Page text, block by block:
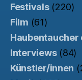
Festivals(220)
Film (61)
Haubentaucher
Interviews(84)
Künstler/innen